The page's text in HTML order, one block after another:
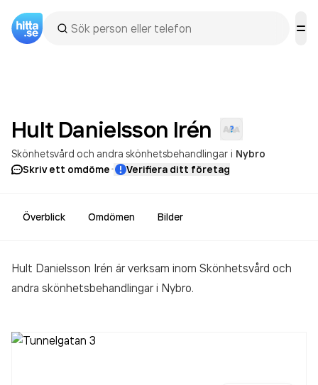
Hult Danielsson Irén
Skönhetsvård och andra skönhetsbehandlingar i Nybro
Skriv ett omdöme· Verifiera ditt företag
Överblick Omdömen Bilder
Hult Danielsson Irén är verksam inom Skönhetsvård och
andra skönhetsbehandlingari Nybro.